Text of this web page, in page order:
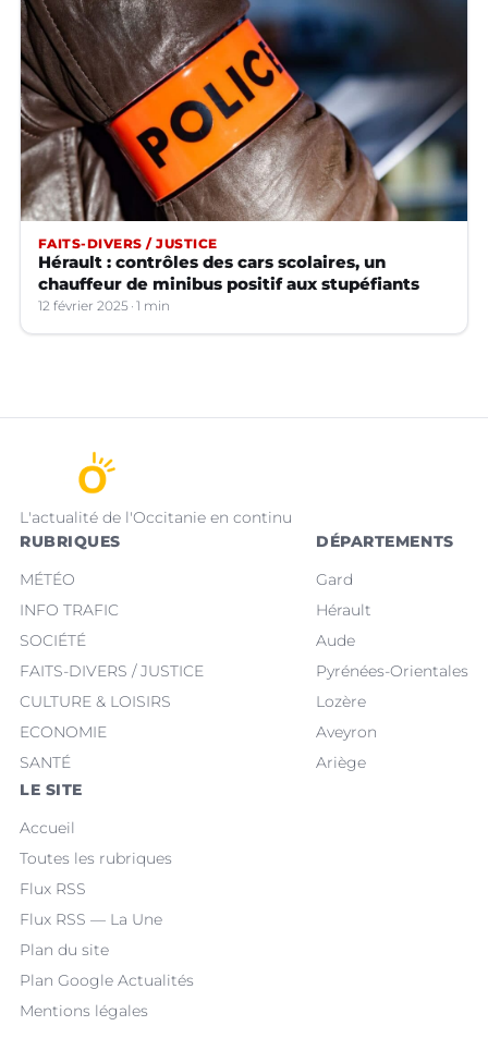
FAITS-DIVERS / JUSTICE
Hérault : contrôles des cars scolaires, un
chauffeur de minibus positif aux stupéfiants
12 février 2025 1 min
L'actualité de l'Occitanie en continu
RUBRIQUES
MÉTÉO
INFO TRAFIC
SOCIÉTÉ
FAITS-DIVERS / JUSTICE
CULTURE & LOISIRS
ECONOMIE
SANTÉ
DÉPARTEMENTS
Gard
Hérault
Aude
Pyrénées-Orientales
Lozère
Aveyron
Ariège
LE SITE
Accueil
Toutes les rubriques
Flux RSS
Flux RSS — La Une
Plan du site
Plan Google Actualités
Mentions légales